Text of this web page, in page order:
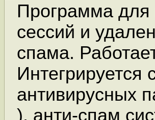
Программа для
сессий и
спама.
антивирусных
), анти-спам